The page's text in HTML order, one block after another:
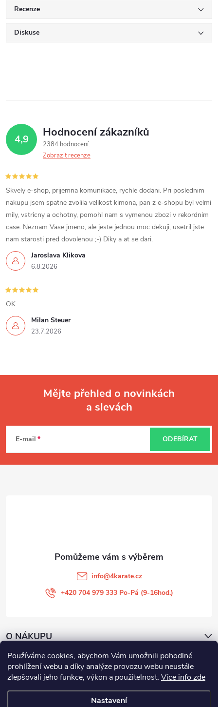
Používáme cookies, abychom Vám umožnili pohodlné
prohlížení webu a díky analýze provozu webu neustále
zlepšovali jeho funkce, výkon a použitelnost. Více info zde
Nastavení
Recenze
Diskuse
4,9 Hodnocení zákazníků
2384 hodnocení
Zobrazit recenze
Jaroslava Klikova
6.8.2026
Skvely e-shop, prijemna komunikace, rychle dodani. Pri poslednim
nakupu jsem spatne zvolila velikost kimona, pan z e-shopu byl velmi
mily, vstricny a ochotny, pomohl nam s vymenou zbozi v rekordnim
case. Neznam Vase jmeno, ale jeste jednou moc dekuji, usetril jste
nam starosti pred dovolenou ;-) Diky a at se dari.
Milan Steuer
23.7.2026
OK
p
Mějte přehled o novinkách
a slevách
E-mail ODEBÍRAT
info@4karate.cz
+420 704 979 333 Po-Pá (9-16hod.)
O NÁKUPU
Facebook